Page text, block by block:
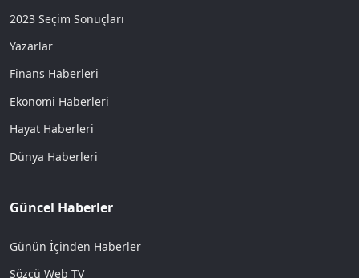
2023 Seçim Sonuçları
Yazarlar
Finans Haberleri
Ekonomi Haberleri
Hayat Haberleri
Dünya Haberleri
Güncel Haberler
Günün İçinden Haberler
Sözcü Web TV